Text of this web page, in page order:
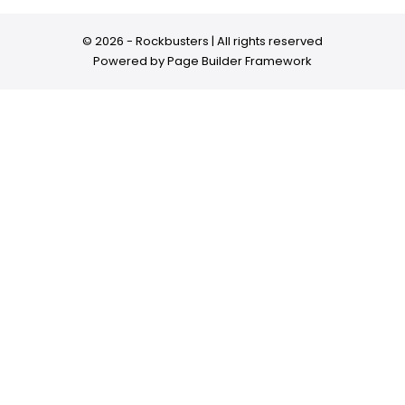
© 2026 - Rockbusters | All rights reserved
Powered byPage Builder Framework